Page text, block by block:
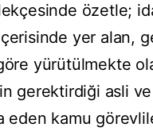
özetle;
yer alan,
yürütülmekte
gerektirdiği asli
eden kamu